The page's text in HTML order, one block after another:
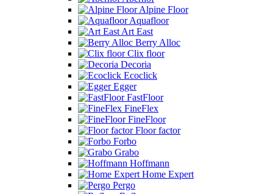
Alpine Floor
Aquafloor
Art East
Berry Alloc
Clix floor
Decoria
Ecoclick
Egger
FastFloor
FineFlex
FineFloor
Floor factor
Forbo
Grabo
Hoffmann
Home Expert
Pergo